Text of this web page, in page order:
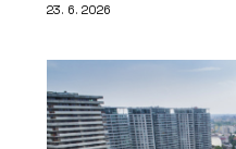
23. 6. 2026